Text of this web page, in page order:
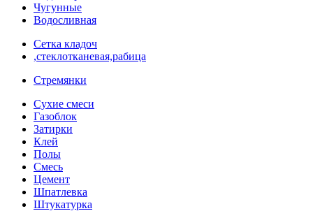
Чугунные
Водосливная
Сетка кладоч
,стеклотканевая,рабица
Стремянки
Сухие смеси
Газоблок
Затирки
Клей
Полы
Смесь
Цемент
Шпатлевка
Штукатурка